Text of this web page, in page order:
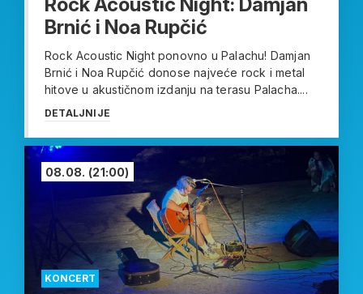
Brnić i Noa Rupčić
Rock Acoustic Night ponovno u Palachu! Damjan
Brnić i Noa Rupčić donose najveće rock i metal
hitove u akustičnom izdanju na terasu Palacha....
DETALJNIJE
KONCERT
08.08. (21:00)